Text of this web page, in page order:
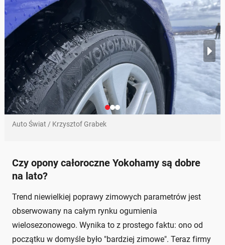
Auto Świat / Krzysztof Grabek
Czy opony całoroczne Yokohamy są dobre
na lato?
Trend niewielkiej poprawy zimowych parametrów jest
obserwowany na całym rynku ogumienia
wielosezonowego. Wynika to z prostego faktu: ono od
początku w domyśle było "bardziej zimowe". Teraz firmy